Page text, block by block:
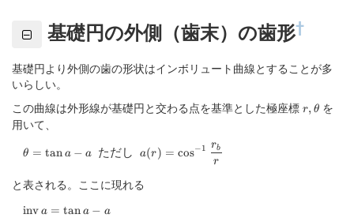
基礎円の外側（歯末）の歯形†
基礎円より外側の歯の形状はインボリュート曲線とすることが多
いらしい。
この曲線は外形線が基礎円と交わる点を基準とした極座標 r,\theta
r, θ を
用いて、
\theta=\tan a-a\ \ \text{ただし}\ \ a(r)=\cos^{-
θ = tan a − a ただし a(r) = cos−1
r
rb
と表される。ここに現れる
\mathrm{inv}\,a=\tan a-a
inv a = tan a − a